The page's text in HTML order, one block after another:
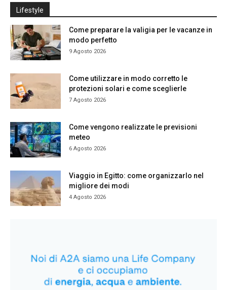
Lifestyle
Come preparare la valigia per le vacanze in
modo perfetto
9 Agosto 2026
Come utilizzare in modo corretto le
protezioni solari e come sceglierle
7 Agosto 2026
Come vengono realizzate le previsioni
meteo
6 Agosto 2026
Viaggio in Egitto: come organizzarlo nel
migliore dei modi
4 Agosto 2026